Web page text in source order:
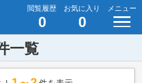
閲覧履歴
0
お気に入り
0
メニュー
一覧